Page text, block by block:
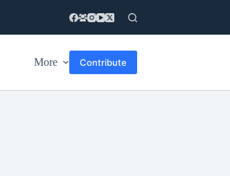
More Contribute